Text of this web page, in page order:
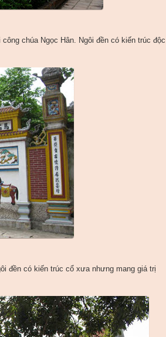
chúa Ngọc Hân. Ngôi đền có kiến trúc độc
đền có kiến trúc cổ xưa nhưng mang giá trị